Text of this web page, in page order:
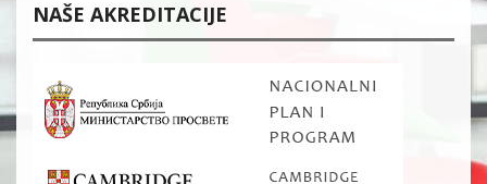
NAŠE AKREDITACIJE